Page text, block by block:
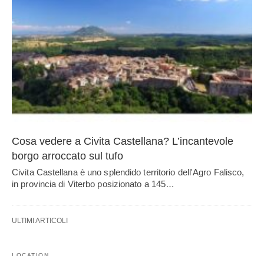
Cosa vedere a Civita Castellana? L’incantevole
borgo arroccato sul tufo
Civita Castellana è uno splendido territorio dell'Agro Falisco,
in provincia di Viterbo posizionato a 145…
ULTIMI ARTICOLI